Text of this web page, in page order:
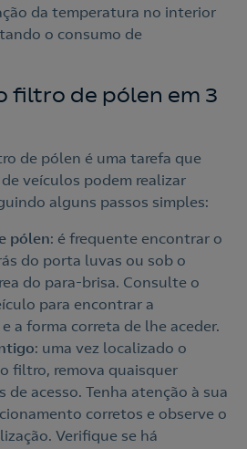
da temperatura no interior
o consumo de
filtro de pólen em 3
de pólen é uma tarefa que
veículos podem realizar
alguns passos simples:
pólen: é frequente encontrar o
do porta luvas ou sob o
do para-brisa. Consulte o
para encontrar a
a forma correta de lhe aceder.
: uma vez localizado o
filtro, remova quaisquer
de acesso. Tenha atenção à sua
corretos e observe o
Verifique se há